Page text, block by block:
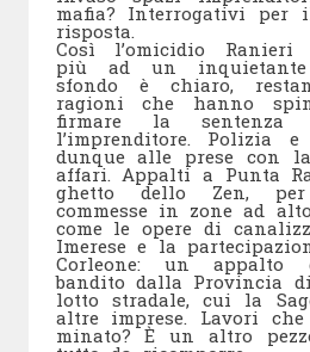
mafia? Interrogativi per
risposta.
Così l’omicidio Ranieri
più ad un
sfondo è chiaro,
ragioni che hanno
firmare la
l’imprenditore. Polizia
dunque alle prese con
affari. Appalti a Punta
ghetto dello Zen,
commesse in zone ad
come le opere di
Imerese e la
Corleone: un
bandito dalla Provincia
lotto stradale, cui la
altre imprese. Lavori
minato? È un altro